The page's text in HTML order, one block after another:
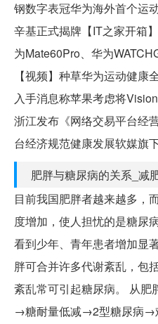
钢数字表冠华为海外首个运
辛基正式揭牌【IT之家开箱
为Mate60Pro、华为
【视频】种草华为运动健
入手消息称苹果考虑将
浙江发布《网络交易平台经
台经济规范健康发展软媒旗
肥胖与糖尿病的关系_减
目前我国肥胖者越来越多，
度增加，使人担忧的是糖尿
看到少年、青年患者增加显
胖可合并许多代谢紊乱，包
紊乱常可引起糖尿病。 从肥
→糖耐量低减→2型糖尿病→